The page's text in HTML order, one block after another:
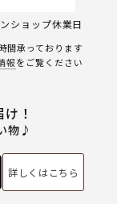
ショップ休業日
間承っております
報をご覧ください
！
物♪
詳しくはこちら